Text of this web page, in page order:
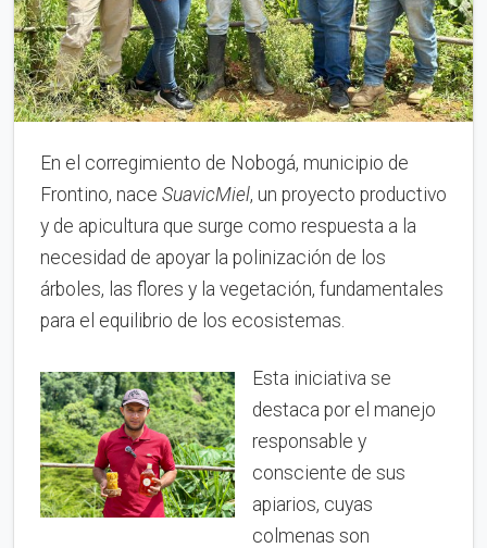
En el corregimiento de Nobogá, municipio de
Frontino, nace SuavicMiel, un proyecto productivo
y de apicultura que surge como respuesta a la
necesidad de apoyar la polinización de los
árboles, las flores y la vegetación, fundamentales
para el equilibrio de los ecosistemas.
Esta iniciativa se
destaca por el manejo
responsable y
consciente de sus
apiarios, cuyas
colmenas son